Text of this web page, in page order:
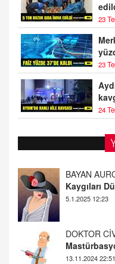
23
23
24
DOKTOR
13.11.2024 22:51
ALİ EFENDİ
Adana At
Cumartesi